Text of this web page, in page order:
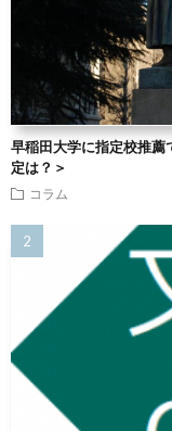
早稲田大学に指定校推薦
定は？＞
コラム